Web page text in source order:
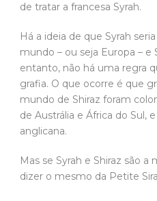
de tratar a francesa Syrah.
Há a ideia de que Syrah
mundo – ou seja Europa –
entanto, não há uma regra
grafia. O que ocorre é que
mundo de Shiraz foram
de Austrália e África do Sul,
anglicana.
Mas se Syrah e Shiraz são
dizer o mesmo da Petite